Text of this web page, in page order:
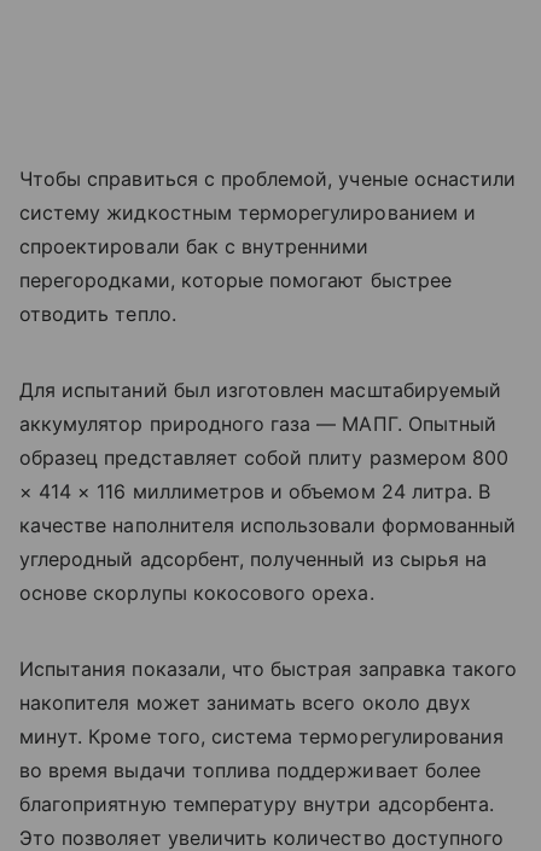
Чтобы справиться с проблемой, ученые оснастили
систему жидкостным терморегулированием и
спроектировали бак с внутренними
перегородками, которые помогают быстрее
отводить тепло.
Для испытаний был изготовлен масштабируемый
аккумулятор природного газа — МАПГ. Опытный
образец представляет собой плиту размером 800
× 414 × 116 миллиметров и объемом 24 литра. В
качестве наполнителя использовали формованный
углеродный адсорбент, полученный из сырья на
основе скорлупы кокосового ореха.
Испытания показали, что быстрая заправка такого
накопителя может занимать всего около двух
минут. Кроме того, система терморегулирования
во время выдачи топлива поддерживает более
благоприятную температуру внутри адсорбента.
Это позволяет увеличить количество доступного